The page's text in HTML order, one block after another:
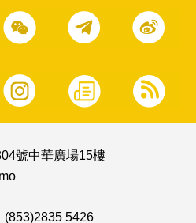
號中華廣場15樓
(853)2835 5426